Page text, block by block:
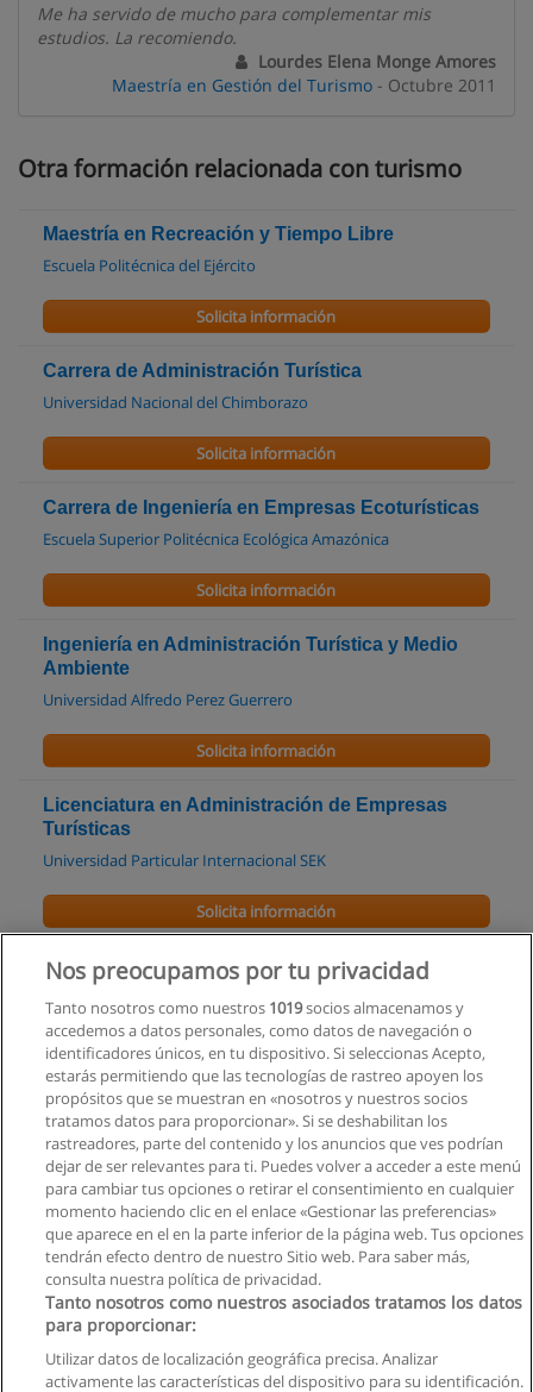
Me ha servido de mucho para complementar mis
estudios. La recomiendo.
Lourdes Elena Monge Amores
Maestría en Gestión del Turismo - Octubre 2011
Otra formación relacionada con turismo
Maestría en Recreación y Tiempo Libre
Escuela Politécnica del Ejército
Solicita información
Carrera de Administración Turística
Universidad Nacional del Chimborazo
Solicita información
Carrera de Ingeniería en Empresas Ecoturísticas
Escuela Superior Politécnica Ecológica Amazónica
Solicita información
Ingeniería en Administración Turística y Medio
Ambiente
Universidad Alfredo Perez Guerrero
Solicita información
Licenciatura en Administración de Empresas
Turísticas
Universidad Particular Internacional SEK
Solicita información
Maestría en Gestión Turística
Universidad Tecnológica América
Solicita información
Curso de Formación de Especialistas en Eventos
FOPE Escuela de Altos Estudios en Events-Weddings-
Hospitality-Protocol-Desing
Solicita información
Privacidad de datos
Nos preocupamos por tu privacidad
Tanto nosotros como nuestros 1019socios almacenamos y
accedemos a datos personales, como datos de navegación o
identificadores únicos, en tu dispositivo. Si seleccionas Acepto,
estarás permitiendo que las tecnologías de rastreo apoyen los
propósitos que se muestran en «nosotros y nuestros socios
tratamos datos para proporcionar». Si se deshabilitan los
rastreadores, parte del contenido y los anuncios que ves podrían
dejar de ser relevantes para ti. Puedes volver a acceder a este menú
para cambiar tus opciones o retirar el consentimiento en cualquier
momento haciendo clic en el enlace «Gestionar las preferencias»
que aparece en el en la parte inferior de la página web. Tus opciones
tendrán efecto dentro de nuestro Sitio web. Para saber más,
consulta nuestra política de privacidad.
Tanto nosotros como nuestros asociados tratamos los datos
para proporcionar:
Utilizar datos de localización geográfica precisa. Analizar
activamente las características del dispositivo para su identificación.